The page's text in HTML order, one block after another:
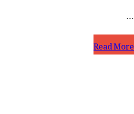
…
مچھلی
Read More